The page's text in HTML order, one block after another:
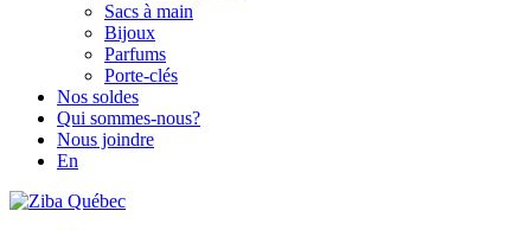
Sacs à main
Bijoux
Parfums
Porte-clés
Nos soldes
Qui sommes-nous?
Nous joindre
En